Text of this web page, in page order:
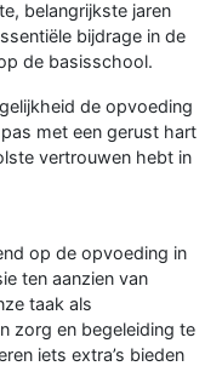
belangrijkste jaren
bijdrage in de
de basisschool.
de opvoeding
met een gerust hart
vertrouwen hebt in
op de opvoeding in
ten aanzien van
taak als
zorg en begeleiding te
iets extra’s bieden